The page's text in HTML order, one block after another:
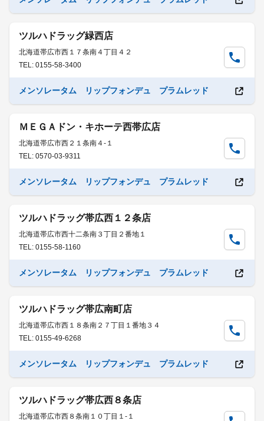
ツルハドラッグ緑西店
北海道帯広市西１７条南４丁目４２
TEL: 0155-58-3400
メンソレータム リップフォンデュ プラムレッド
ＭＥＧＡドン・キホーテ西帯広店
北海道帯広市西２１条南４-１
TEL: 0570-03-9311
メンソレータム リップフォンデュ プラムレッド
ツルハドラッグ帯広西１２条店
北海道帯広市西十二条南３丁目２番地１
TEL: 0155-58-1160
メンソレータム リップフォンデュ プラムレッド
ツルハドラッグ帯広南町店
北海道帯広市西１８条南２７丁目１番地３４
TEL: 0155-49-6268
メンソレータム リップフォンデュ プラムレッド
ツルハドラッグ帯広西８条店
北海道帯広市西８条南１０丁目１-１